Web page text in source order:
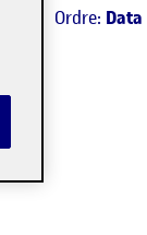
Ordre: Data